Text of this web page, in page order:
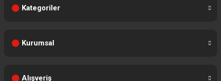
Kategoriler
Kurumsal
Alışveriş